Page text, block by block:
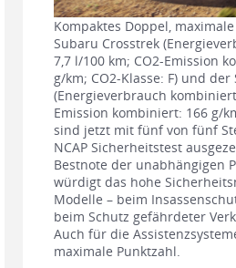
Kompaktes Doppel,
Subaru Crosstrek
7,7 l/100 km; CO2-Emission
g/km; CO2-Klasse: F) und
(Energieverbrauch
Emission kombiniert: 166 g/
sind jetzt mit fünf von fünf
NCAP Sicherheitstest
Bestnote der unabhängigen
würdigt das hohe
Modelle – beim
beim Schutz gefährdeter
Auch für die
maximale Punktzahl.